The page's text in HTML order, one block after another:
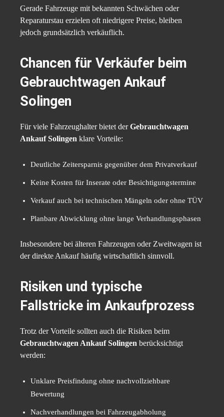
Gerade Fahrzeuge mit bekannten Schwächen oder
Reparaturstau erzielen oft niedrigere Preise, bleiben
jedoch grundsätzlich verkäuflich.
Chancen für Verkäufer beim
Gebrauchtwagen Ankauf
Solingen
Für viele Fahrzeughalter bietet derGebrauchtwagen
Ankauf Solingen klare Vorteile:
Deutliche Zeitersparnis gegenüber dem Privatverkauf
Keine Kosten für Inserate oder Besichtigungstermine
Verkauf auch bei technischen Mängeln oder ohne TÜV
Planbare Abwicklung ohne lange Verhandlungsphasen
Insbesondere bei älteren Fahrzeugen oder Zweitwagen ist
der direkte Ankauf häufig wirtschaftlich sinnvoll.
Risiken und typische
Fallstricke im Ankaufprozess
Trotz der Vorteile sollten auch die Risiken beim
Gebrauchtwagen Ankauf Solingen berücksichtigt
werden:
Unklare Preisfindung ohne nachvollziehbare
Bewertung
Nachverhandlungen bei Fahrzeugabholung